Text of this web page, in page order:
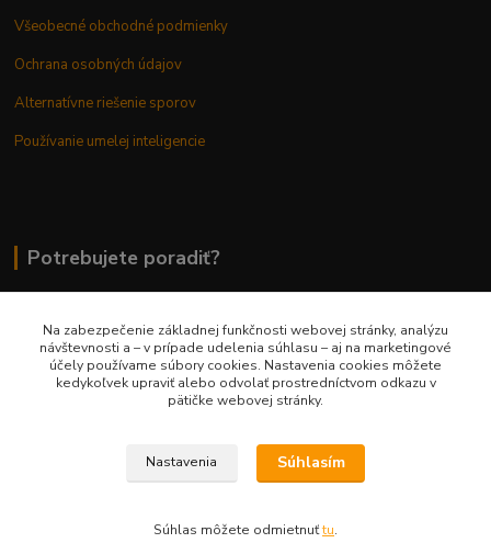
Všeobecné obchodné podmienky
Ochrana osobných údajov
Alternatívne riešenie sporov
Používanie umelej inteligencie
Potrebujete poradiť?
0948 236 042
info@margaretkashop.sk
Na zabezpečenie základnej funkčnosti webovej stránky, analýzu
návštevnosti a – v prípade udelenia súhlasu – aj na marketingové
účely používame súbory cookies. Nastavenia cookies môžete
kedykoľvek upraviť alebo odvolať prostredníctvom odkazu v
pätičke webovej stránky.
Nastavenia Súhlasím
Súhlas môžete odmietnuťtu.